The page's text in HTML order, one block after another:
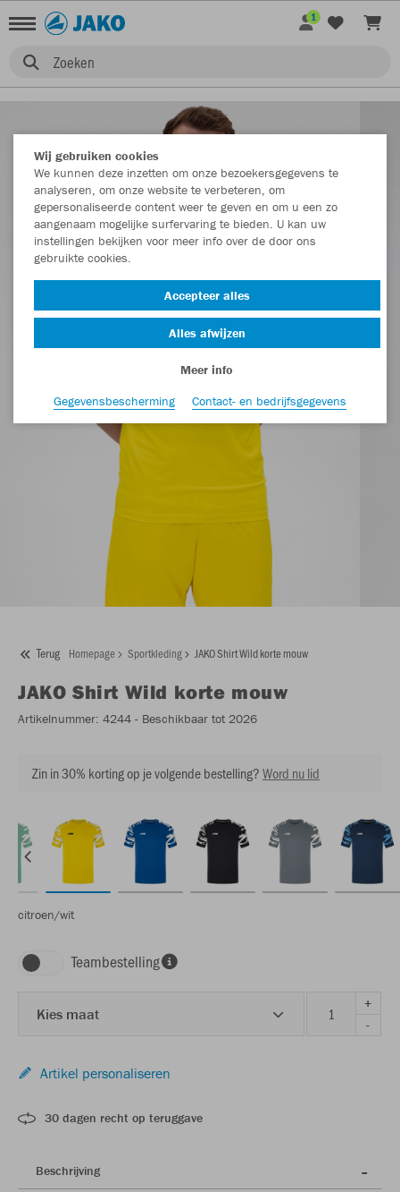
Zoeken
1
Terug Homepage Sportkleding JAKO Shirt Wild korte mouw
JAKO Shirt Wild korte mouw
Artikelnummer: 4244 - Beschikbaar tot 2026
Zin in 30% korting op je volgende bestelling?Word nu lid
citroen/wit
Teambestelling
Kies maat
+
-
Artikel personaliseren
30 dagen recht op teruggave
Beschrijving
Wij gebruiken cookies
We kunnen deze inzetten om onze bezoekersgegevens te
analyseren, om onze website te verbeteren, om
gepersonaliseerde content weer te geven en om u een zo
aangenaam mogelijke surfervaring te bieden. U kan uw
instellingen bekijken voor meer info over de door ons
gebruikte cookies.
Accepteer alles
Alles afwijzen
Meer info
Gegevensbescherming
Contact- en bedrijfsgegevens